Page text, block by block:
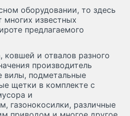
оборудовании, то здесь
многих известных
предлагаемого
и отвалов разного
производитель
вилы, подметальные
щетки в комплекте с
и
газонокосилки, различные